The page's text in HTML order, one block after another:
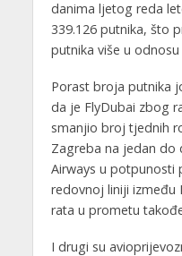
danima ljetog reda
339.126 putnika, što
putnika više u
Porast broja putnika
da je FlyDubai zbog
smanjio broj tjednih
Zagreba na jedan do
Airways u potpunosti
redovnoj liniji između
rata u prometu
I drugi su